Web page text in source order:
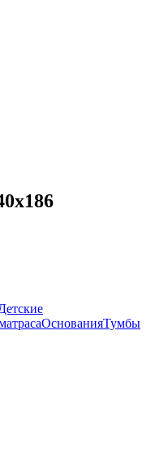
ОснованияТумбы